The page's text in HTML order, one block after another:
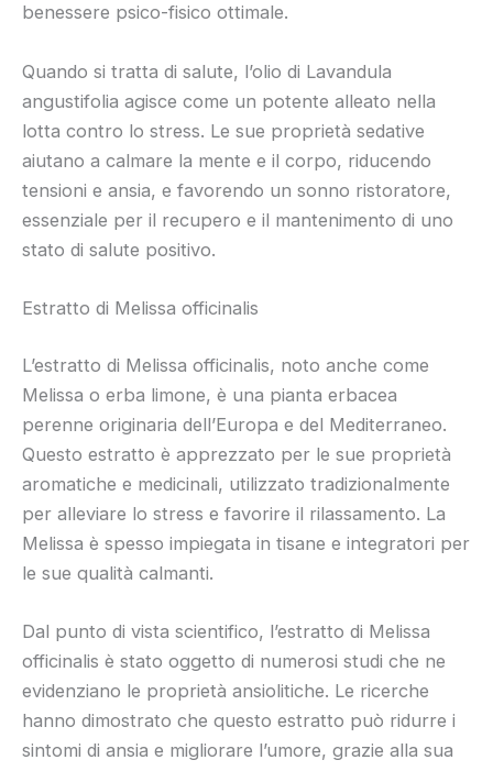
benessere psico-fisico ottimale.
Quando si tratta di salute, l’olio di Lavandula
angustifolia agisce come un potente alleato nella
lotta contro lo stress. Le sue proprietà sedative
aiutano a calmare la mente e il corpo, riducendo
tensioni e ansia, e favorendo un sonno ristoratore,
essenziale per il recupero e il mantenimento di uno
stato di salute positivo.
Estratto di Melissa officinalis
L’estratto di Melissa officinalis, noto anche come
Melissa o erba limone, è una pianta erbacea
perenne originaria dell’Europa e del Mediterraneo.
Questo estratto è apprezzato per le sue proprietà
aromatiche e medicinali, utilizzato tradizionalmente
per alleviare lo stress e favorire il rilassamento. La
Melissa è spesso impiegata in tisane e integratori per
le sue qualità calmanti.
Dal punto di vista scientifico, l’estratto di Melissa
officinalis è stato oggetto di numerosi studi che ne
evidenziano le proprietà ansiolitiche. Le ricerche
hanno dimostrato che questo estratto può ridurre i
sintomi di ansia e migliorare l’umore, grazie alla sua